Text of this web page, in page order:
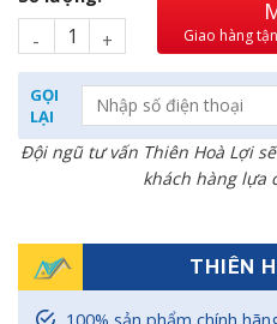
Giao hàng
GỌI
LẠI
Đội ngũ tư vấn Thiên Hoà Lợi
khách hàng lựa
THIÊN
100% sản phẩm chính